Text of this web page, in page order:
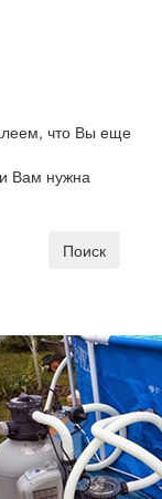
что Вы еще
Вам нужна
Поиск